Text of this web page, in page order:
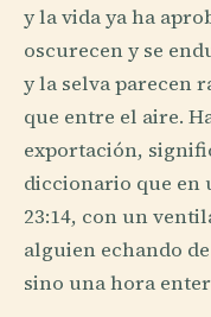
y la vida ya ha
oscurecen y se
y la selva parecen
que entre el aire.
exportación,
diccionario que en
23:14, con un
alguien echando
sino una hora